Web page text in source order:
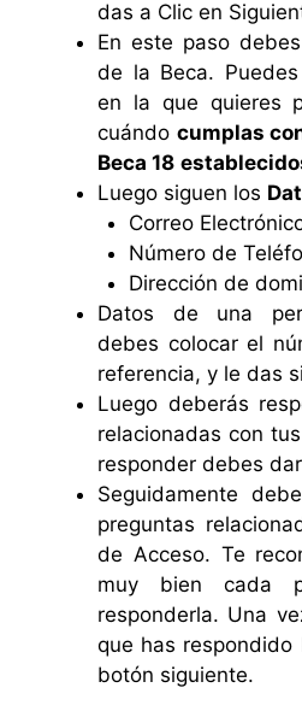
das a Clic en
En este paso
de la Beca.
en la que quieres
cuándo cumplas
Beca 18
Luego siguen los
Correo
Número de
Dirección de
Datos de una
debes colocar el
referencia, y le das
Luego deberás
relacionadas con
responder debes
Seguidamente
preguntas
de Acceso. Te
muy bien cada
responderla. Una
que has
botón siguiente.